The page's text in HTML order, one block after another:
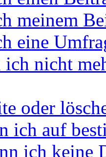
meinem
eine
ich nicht
oder
ich auf
ich keine